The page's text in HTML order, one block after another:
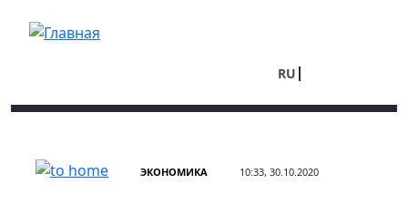
RU
ЭКОНОМИКА 10:33, 30.10.2020